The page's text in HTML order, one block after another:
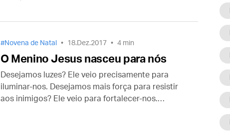
Novena de Natal 18.Dez.2017 4 min
O Menino Jesus nasceu para nós
Desejamos luzes? Ele veio precisamente para
iluminar-nos. Desejamos mais força para resistir
aos inimigos? Ele veio para fortalecer-nos.